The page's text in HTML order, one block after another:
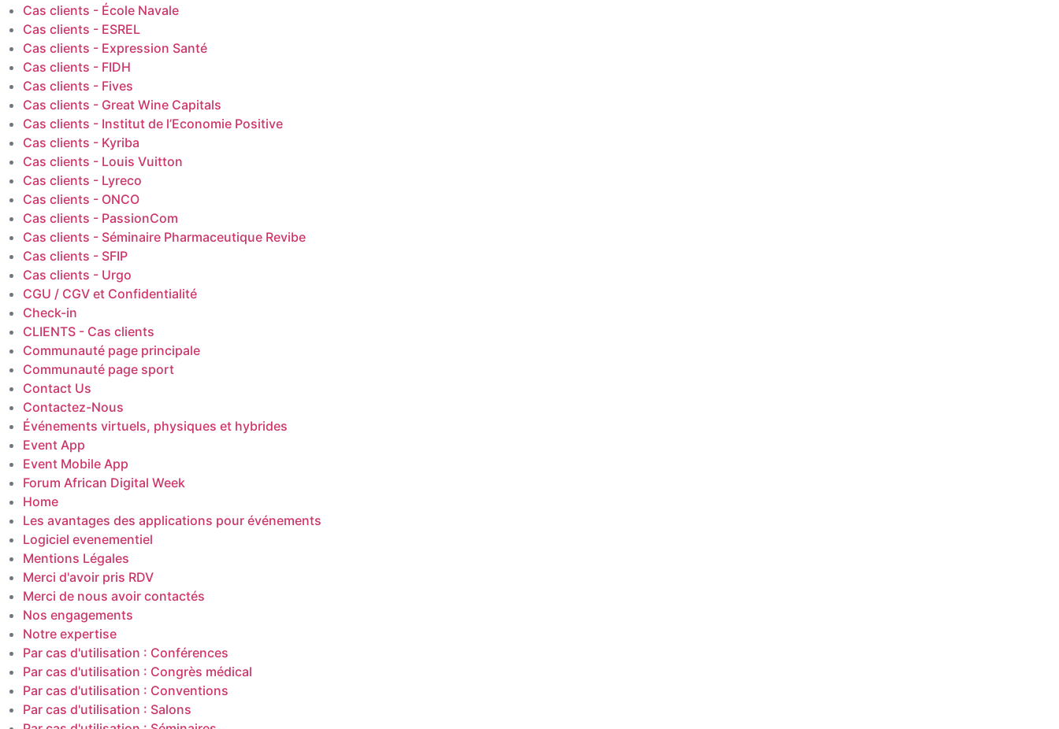
Cas clients - École Navale
Cas clients - ESREL
Cas clients - Expression Santé
Cas clients - FIDH
Cas clients - Fives
Cas clients - Great Wine Capitals
Cas clients - Institut de l’Economie Positive
Cas clients - Kyriba
Cas clients - Louis Vuitton
Cas clients - Lyreco
Cas clients - ONCO
Cas clients - PassionCom
Cas clients - Séminaire Pharmaceutique Revibe
Cas clients - SFIP
Cas clients - Urgo
CGU / CGV et Confidentialité
Check-in
CLIENTS - Cas clients
Communauté page principale
Communauté page sport
Contact Us
Contactez-Nous
Événements virtuels, physiques et hybrides
Event App
Event Mobile App
Forum African Digital Week
Home
Les avantages des applications pour événements
Logiciel evenementiel
Mentions Légales
Merci d'avoir pris RDV
Merci de nous avoir contactés
Nos engagements
Notre expertise
Par cas d'utilisation : Conférences
Par cas d'utilisation : Congrès médical
Par cas d'utilisation : Conventions
Par cas d'utilisation : Salons